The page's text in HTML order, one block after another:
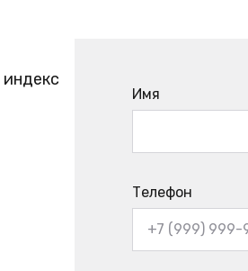
Имя
Телефон